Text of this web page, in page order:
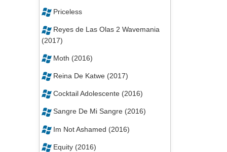
Priceless
Reyes de Las Olas 2 Wavemania
(2017)
Moth (2016)
Reina De Katwe (2017)
Cocktail Adolescente (2016)
Sangre De Mi Sangre (2016)
Im Not Ashamed (2016)
Equity (2016)